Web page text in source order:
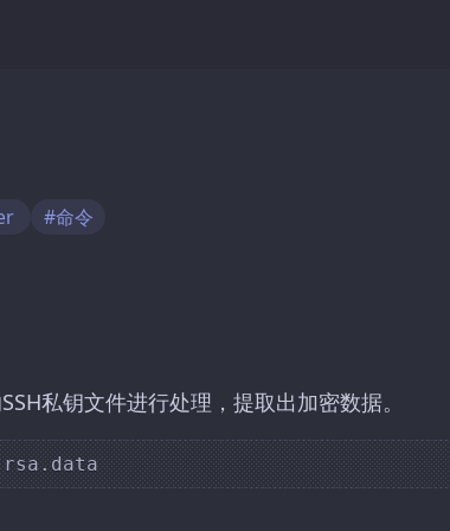
#命令
私钥文件进行处理，提取出加密数据。